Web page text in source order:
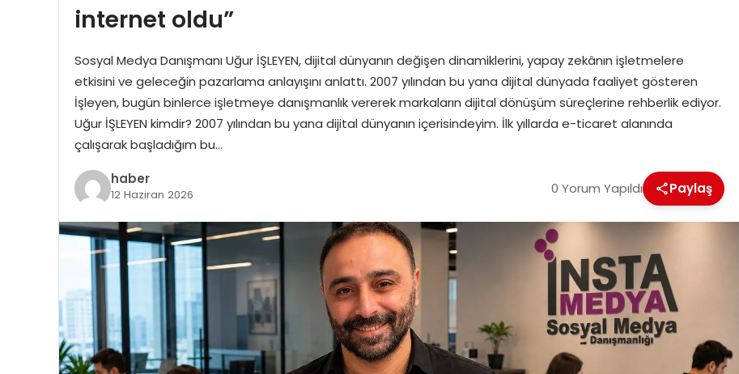
internet oldu”
Sosyal Medya Danışmanı Uğur İŞLEYEN, dijital dünyanın değişen dinamiklerini, yapay zekânın işletmelere
etkisini ve geleceğin pazarlama anlayışını anlattı. 2007 yılından bu yana dijital dünyada faaliyet gösteren
İşleyen, bugün binlerce işletmeye danışmanlık vererek markaların dijital dönüşüm süreçlerine rehberlik ediyor.
Uğur İŞLEYEN kimdir? 2007 yılından bu yana dijital dünyanın içerisindeyim. İlk yıllarda e-ticaret alanında
çalışarak başladığım bu…
haber
12 Haziran 2026 0 Yorum Yapıldı Paylaş